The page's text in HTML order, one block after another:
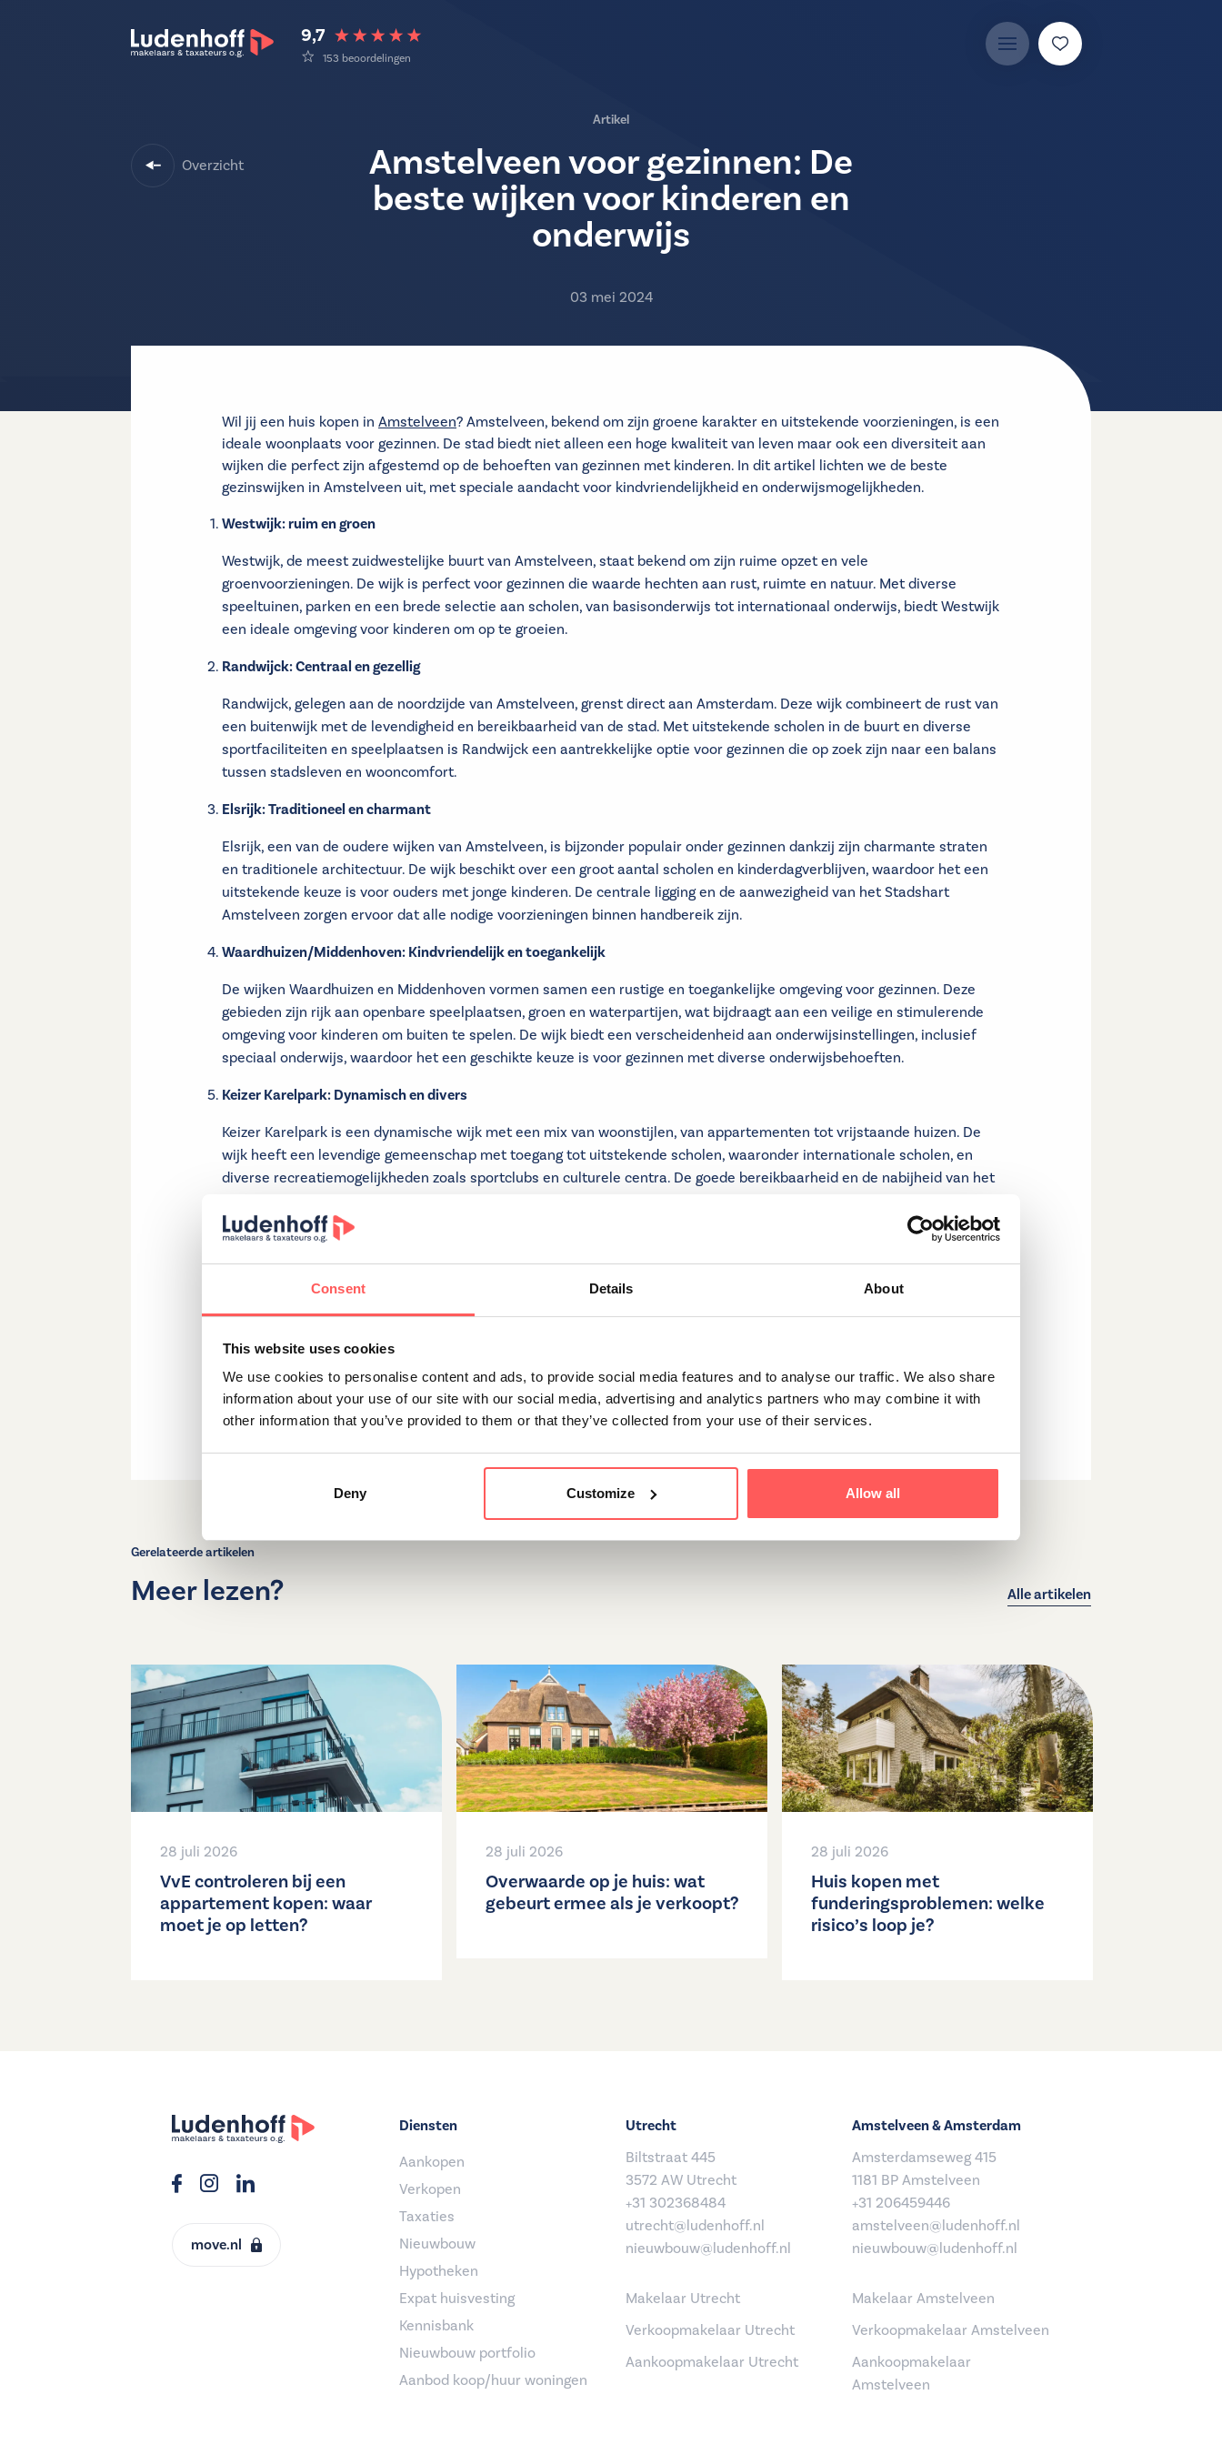
Consent Details About
This website uses cookies
We use cookies to personalise content and ads, to provide social media features and to analyse our traffic. We also share
information about your use of our site with our social media, advertising and analytics partners who may combine it with
other information that you’ve provided to them or that they’ve collected from your use of their services.
Deny Customize Allow all
9,7
153 beoordelingen
Overzicht
Artikel
Amstelveen voor gezinnen: De
beste wijken voor kinderen en
onderwijs
03 mei 2024
Wil jij een huis kopen in Amstelveen? Amstelveen, bekend om zijn groene karakter en uitstekende voorzieningen, is een
ideale woonplaats voor gezinnen. De stad biedt niet alleen een hoge kwaliteit van leven maar ook een diversiteit aan
wijken die perfect zijn afgestemd op de behoeften van gezinnen met kinderen. In dit artikel lichten we de beste
gezinswijken in Amstelveen uit, met speciale aandacht voor kindvriendelijkheid en onderwijsmogelijkheden.
Westwijk: ruim en groen
Westwijk, de meest zuidwestelijke buurt van Amstelveen, staat bekend om zijn ruime opzet en vele
groenvoorzieningen. De wijk is perfect voor gezinnen die waarde hechten aan rust, ruimte en natuur. Met diverse
speeltuinen, parken en een brede selectie aan scholen, van basisonderwijs tot internationaal onderwijs, biedt Westwijk
een ideale omgeving voor kinderen om op te groeien.
Randwijck: Centraal en gezellig
Randwijck, gelegen aan de noordzijde van Amstelveen, grenst direct aan Amsterdam. Deze wijk combineert de rust van
een buitenwijk met de levendigheid en bereikbaarheid van de stad. Met uitstekende scholen in de buurt en diverse
sportfaciliteiten en speelplaatsen is Randwijck een aantrekkelijke optie voor gezinnen die op zoek zijn naar een balans
tussen stadsleven en wooncomfort.
Elsrijk: Traditioneel en charmant
Elsrijk, een van de oudere wijken van Amstelveen, is bijzonder populair onder gezinnen dankzij zijn charmante straten
en traditionele architectuur. De wijk beschikt over een groot aantal scholen en kinderdagverblijven, waardoor het een
uitstekende keuze is voor ouders met jonge kinderen. De centrale ligging en de aanwezigheid van het Stadshart
Amstelveen zorgen ervoor dat alle nodige voorzieningen binnen handbereik zijn.
Waardhuizen/Middenhoven: Kindvriendelijk en toegankelijk
De wijken Waardhuizen en Middenhoven vormen samen een rustige en toegankelijke omgeving voor gezinnen. Deze
gebieden zijn rijk aan openbare speelplaatsen, groen en waterpartijen, wat bijdraagt aan een veilige en stimulerende
omgeving voor kinderen om buiten te spelen. De wijk biedt een verscheidenheid aan onderwijsinstellingen, inclusief
speciaal onderwijs, waardoor het een geschikte keuze is voor gezinnen met diverse onderwijsbehoeften.
Keizer Karelpark: Dynamisch en divers
Keizer Karelpark is een dynamische wijk met een mix van woonstijlen, van appartementen tot vrijstaande huizen. De
wijk heeft een levendige gemeenschap met toegang tot uitstekende scholen, waaronder internationale scholen, en
diverse recreatiemogelijkheden zoals sportclubs en culturele centra. De goede bereikbaarheid en de nabijheid van het
Er zijn diverse gezinswijken in Amstelveen die elk hun unieke voordelen hebben voor gezinnen. Bij de keuze voor een
wijk is het belangrijk om rekening te houden met persoonlijke voorkeuren op het gebied van leefomgeving, onderwijs
en voorzieningen. Onze
helpt graag bij het vinden van jouw ideale woning in Amstelveen met
Deel dit artikel
Gerelateerde artikelen
Meer lezen? Alle artikelen
28 juli 2026
VvE controleren bij een
appartement kopen: waar
moet je op letten?
28 juli 2026
Overwaarde op je huis: wat
gebeurt ermee als je verkoopt?
28 juli 2026
Huis kopen met
funderingsproblemen: welke
risico’s loop je?
move.nl
Diensten
Aankopen
Verkopen
Taxaties
Nieuwbouw
Hypotheken
Expat huisvesting
Kennisbank
Nieuwbouw portfolio
Aanbod koop/huur woningen
Utrecht
Biltstraat 445
3572 AW Utrecht
+31 302368484
utrecht@ludenhoff.nl
nieuwbouw@ludenhoff.nl
Makelaar Utrecht
Verkoopmakelaar Utrecht
Aankoopmakelaar Utrecht
Amstelveen & Amsterdam
Amsterdamseweg 415
1181 BP Amstelveen
+31 206459446
amstelveen@ludenhoff.nl
nieuwbouw@ludenhoff.nl
Makelaar Amstelveen
Verkoopmakelaar Amstelveen
Aankoopmakelaar
Amstelveen